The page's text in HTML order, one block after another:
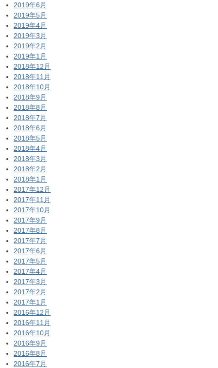
2019年6月
2019年5月
2019年4月
2019年3月
2019年2月
2019年1月
2018年12月
2018年11月
2018年10月
2018年9月
2018年8月
2018年7月
2018年6月
2018年5月
2018年4月
2018年3月
2018年2月
2018年1月
2017年12月
2017年11月
2017年10月
2017年9月
2017年8月
2017年7月
2017年6月
2017年5月
2017年4月
2017年3月
2017年2月
2017年1月
2016年12月
2016年11月
2016年10月
2016年9月
2016年8月
2016年7月